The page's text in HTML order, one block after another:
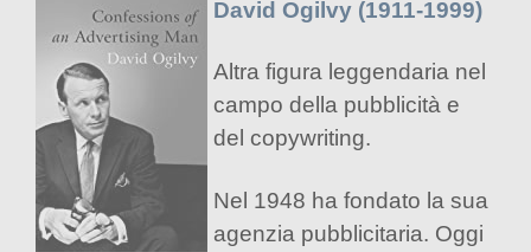
David Ogilvy (1911-1999)
Altra figura leggendaria nel
campo della pubblicità e
del copywriting.
Nel 1948 ha fondato la sua
agenzia pubblicitaria. Oggi